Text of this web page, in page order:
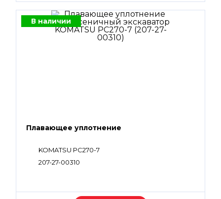
В наличии
Плавающее уплотнение
KOMATSU PC270-7
207-27-00310